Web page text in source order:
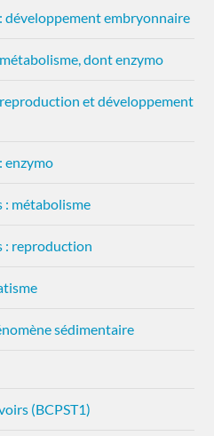
développement embryonnaire
dont enzymo
et développement
enzymo
: métabolisme
: reproduction
sédimentaire
(BCPST1)